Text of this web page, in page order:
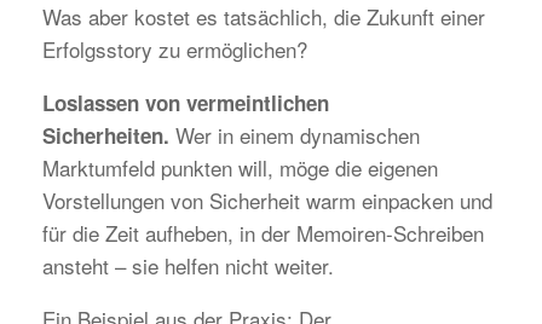
Was aber kostet es tatsächlich, die Zukunft einer
Erfolgsstory zu ermöglichen?
Loslassen von vermeintlichen
Sicherheiten. Wer in einem dynamischen
Marktumfeld punkten will, möge die eigenen
Vorstellungen von Sicherheit warm einpacken und
für die Zeit aufheben, in der Memoiren-Schreiben
ansteht – sie helfen nicht weiter.